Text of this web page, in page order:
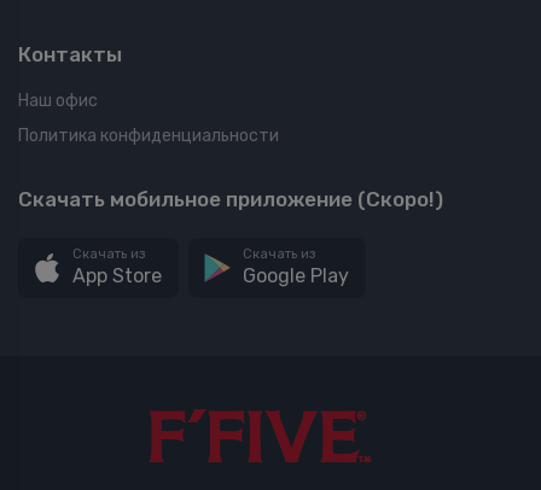
Контакты
Наш офис
Политика конфиденциальности
Скачать мобильное приложение (Скоро!)
Скачать из
App Store
Скачать из
Google Play